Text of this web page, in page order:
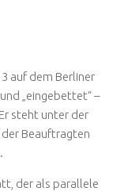
auf dem Berliner
„eingebettet“ –
steht unter der
Beauftragten
der als parallele